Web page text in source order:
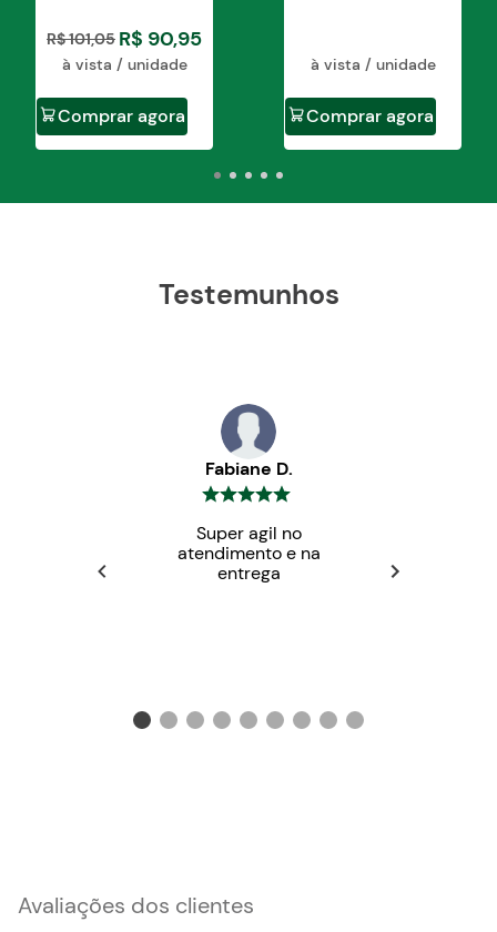
R$101,05 R$ 90,95
à vista / unidade
Comprar agora
à vista / unidade
Comprar agora
Testemunhos
Fabiane D.
Super agil no
atendimento e na
entrega
Avaliações dos clientes